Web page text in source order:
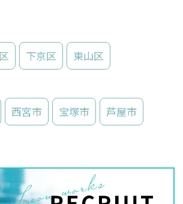
下京区 東山区
西宮市 宝塚市 芦屋市